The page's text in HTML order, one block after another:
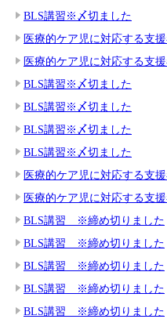
BLS講習※〆切ました
医療的ケア児に対応する支
医療的ケア児に対応する支
BLS講習※〆切ました
BLS講習※〆切ました
BLS講習※〆切ました
BLS講習※〆切ました
医療的ケア児に対応する支
医療的ケア児に対応する支
BLS講習 ※締め切りました
BLS講習 ※締め切りました
BLS講習 ※締め切りました
BLS講習 ※締め切りました
BLS講習 ※締め切りました